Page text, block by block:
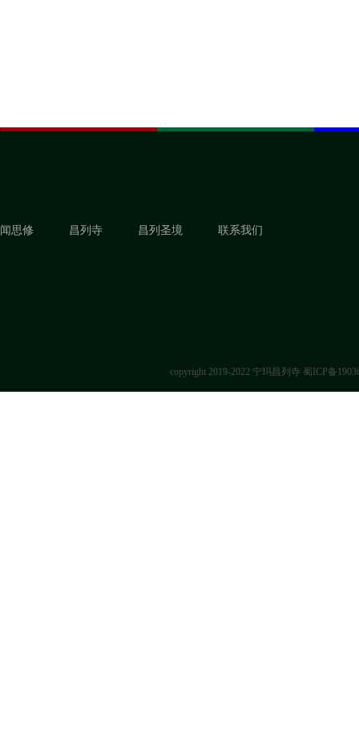
闻思修 昌列寺 昌列圣境 联系我们
copyright 2019-2022 宁玛昌列寺 蜀ICP备